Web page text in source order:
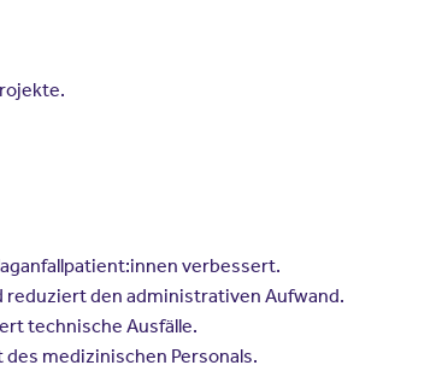
verbessert.
den administrativen Aufwand.
technische Ausfälle.
medizinischen Personals.